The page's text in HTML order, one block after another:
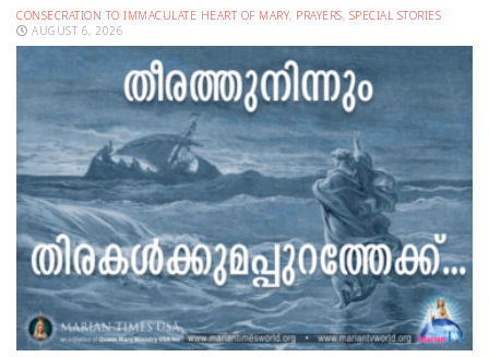
CONSECRATION TO IMMACULATE HEART OF MARY, PRAYERS, SPECIAL STORIES
AUGUST 6, 2026